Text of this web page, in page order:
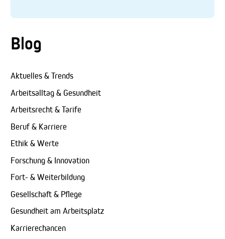
Blog
Aktuelles & Trends
Arbeitsalltag & Gesundheit
Arbeitsrecht & Tarife
Beruf & Karriere
Ethik & Werte
Forschung & Innovation
Fort- & Weiterbildung
Gesellschaft & Pflege
Gesundheit am Arbeitsplatz
Karrierechancen